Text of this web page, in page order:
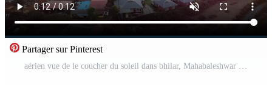
Partager sur Pinterest
aérien vue de le coucher du soleil dans bhilar, Mahabaleshwar Vidéo Pro